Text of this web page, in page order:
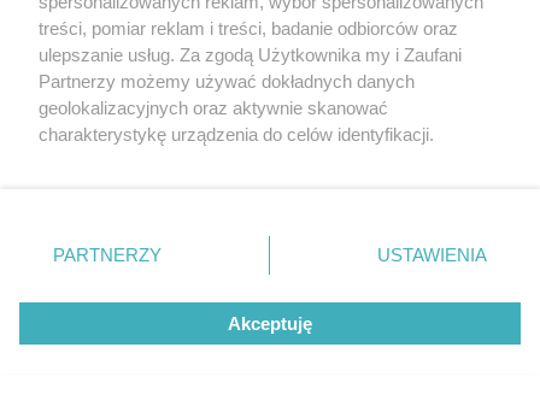
Co piąta kobieta przyznaje, że
jej ciało nigdy nie wróciło do
stanu sprzed ciąży
TEKST SPONSOROWANY
treści, pomiar reklam i treści, badanie odbiorców oraz
ulepszanie usług. Za zgodą Użytkownika my i Zaufani
Partnerzy możemy używać dokładnych danych
geolokalizacyjnych oraz aktywnie skanować
charakterystykę urządzenia do celów identyfikacji.
zmienić/wycofać klikając przycisk ustawień prywatności
znajdujący się w lewym dolnym rogu strony
rodzaje przetwarzania danych nie wymagają zgody
użytkownika, ale masz prawo sprzeciwić się takiemu
przetwarzaniu. Preferencje będą miały zastosowanie tylko
PARTNERZY USTAWIENIA
Akceptuję